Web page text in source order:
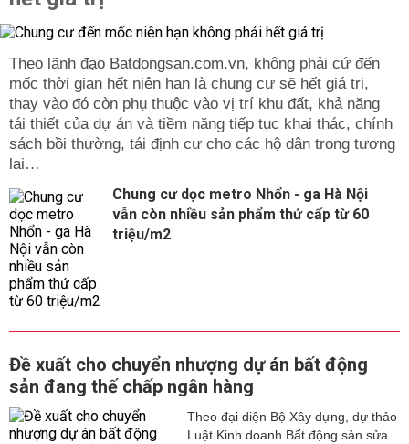
Theo lãnh đạo Batdongsan.com.vn, không phải cứ đến
mốc thời gian hết niên hạn là chung cư sẽ hết giá trị,
thay vào đó còn phụ thuộc vào vị trí khu đất, khả năng
tái thiết của dự án và tiềm năng tiếp tục khai thác, chính
sách bồi thường, tái định cư cho các hộ dân trong tương
lai…
Chung cư dọc metro Nhổn - ga Hà Nội
vẫn còn nhiều sản phẩm thứ cấp từ 60
triệu/m2
Đề xuất cho chuyển nhượng dự án bất động
sản đang thế chấp ngân hàng
Theo đại diện Bộ Xây dựng, dự thảo
Luật Kinh doanh Bất động sản sửa